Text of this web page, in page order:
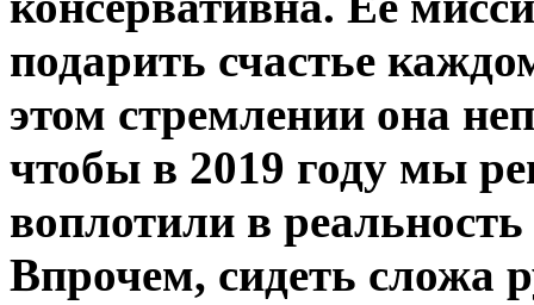
подарить счастье
этом стремлении она
чтобы в 2019 году мы
воплотили в
Впрочем, сидеть сложа